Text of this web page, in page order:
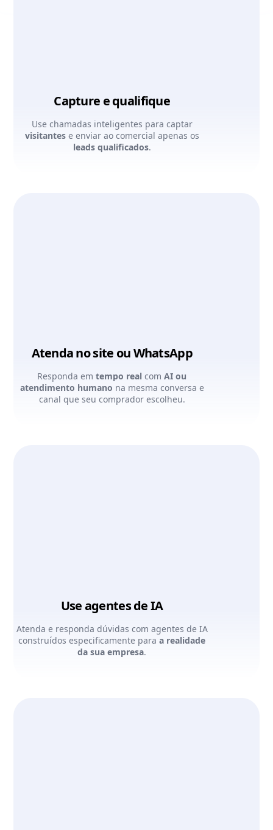
Capture e qualifique
Use chamadas inteligentes para captar
visitantese enviar ao comercial apenas os
leads qualificados.
Atenda no site ou WhatsApp
Responda emtempo real comAI ou
atendimento humano na mesma conversa e
canal que seu comprador escolheu.
Use agentes de IA
Atenda e responda dúvidas com agentes de IA
construídos especificamente paraa realidade
da sua empresa.